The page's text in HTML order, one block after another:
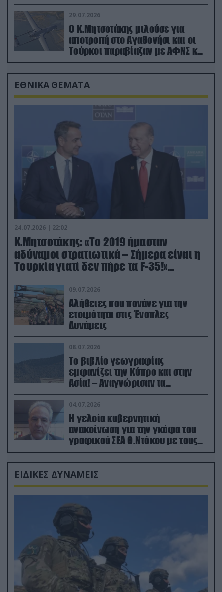
29.07.2026
Ο Κ.Μητσοτάκης μιλούσε για
αποτροπή στο Αγαθονήσι και οι
Τούρκοι παραβίαζαν με ΑΦΝΣ και
drone
ΕΘΝΙΚΑ ΘΕΜΑΤΑ
24.07.2026 | 22:02
Κ.Μητσοτάκης: «Το 2019 ήμασταν
αδύναμοι στρατιωτικά – Σήμερα είναι η
Τουρκία γιατί δεν πήρε τα F-35!»
(βίντεο)
09.07.2026
Αλήθειες που πονάνε για την
ετοιμότητα στις Ένοπλες
Δυνάμεις
08.07.2026
Το βιβλίο γεωγραφίας
εμφανίζει την Κύπρο και στην
Ασία! – Αναγνώρισαν τα
κατεχόμενα; (φωτο)
04.07.2026
Η γελοία κυβερνητική
ανακοίνωση για την γκάφα του
γραφικού ΣΕΑ Θ.Ντόκου με τους
Ρώσους φαρσέρ
ΕΙΔΙΚΕΣ ΔΥΝΑΜΕΙΣ